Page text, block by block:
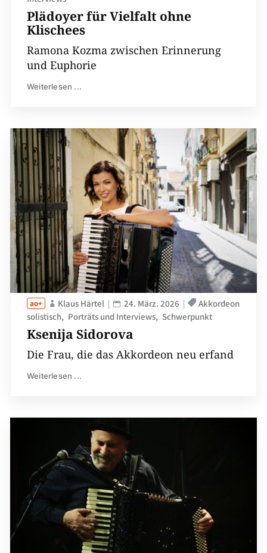
Plädoyer für Vielfalt ohne
Klischees
Ramona Kozma zwischen Erinnerung
und Euphorie
Weiterlesen ...
Ksenija Sidorova
Klaus Härtel 24. März. 2026
Akkordeon
solistisch
Porträts und Interviews Schwerpunkt
Die Frau, die das Akkordeon neu erfand
Weiterlesen ...